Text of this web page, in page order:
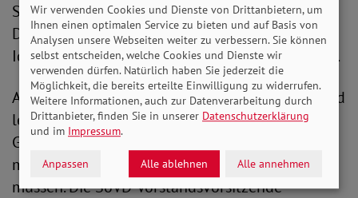
Sowohl der Hausärzte-Verband als auch Die
Deutsche Stiftung Patientenschutz lehnten die
Idee ab und wiesen sie als unpraktikabel zurück.
Auch der SoVD bezog dagegen klar Stellung und
lenkte den Blick auf die Folgen, die solch eine
Gebühr für Patient*innen hätte, die aus
medizinischen Gründen regelmäßig zum Arzt
müssen. Die SoVD-Vorstandsvorsitzende
Wir verwenden Cookies und Dienste von Drittanbietern, um
Ihnen einen optimalen Service zu bieten und auf Basis von
Analysen unsere Webseiten weiter zu verbessern. Sie können
selbst entscheiden, welche Cookies und Dienste wir
verwenden dürfen. Natürlich haben Sie jederzeit die
Möglichkeit, die bereits erteilte Einwilligung zu widerrufen.
Weitere Informationen, auch zur Datenverarbeitung durch
Drittanbieter, finden Sie in unserer Datenschutzerklärung
und im Impressum.
Anpassen Alle ablehnen Alle annehmen